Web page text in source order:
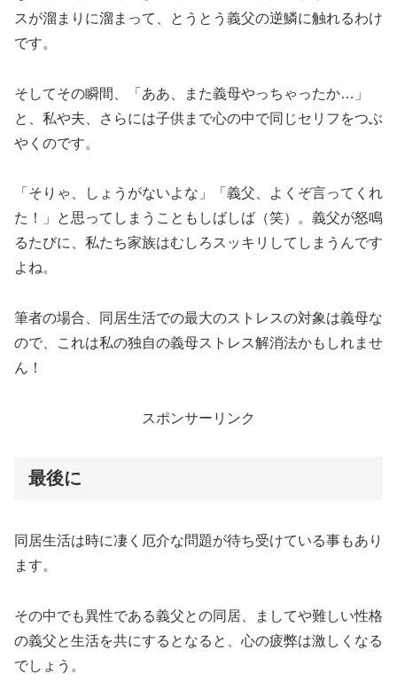
スが溜まりに溜まって、とうとう義父の逆鱗に触れるわけ
です。
そしてその瞬間、「ああ、また義母やっちゃったか…」
と、私や夫、さらには子供まで心の中で同じセリフをつぶ
やくのです。
「そりゃ、しょうがないよな」「義父、よくぞ言ってくれ
た！」と思ってしまうこともしばしば（笑）。義父が怒鳴
るたびに、私たち家族はむしろスッキリしてしまうんです
よね。
筆者の場合、同居生活での最大のストレスの対象は義母な
ので、これは私の独自の義母ストレス解消法かもしれませ
ん！
スポンサーリンク
最後に
同居生活は時に凄く厄介な問題が待ち受けている事もあり
ます。
その中でも異性である義父との同居、ましてや難しい性格
の義父と生活を共にするとなると、心の疲弊は激しくなる
でしょう。